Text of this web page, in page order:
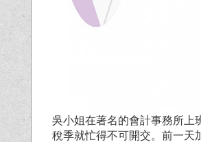
吳小姐在著名的會計事務所上
稅季就忙得不可開交。前一天